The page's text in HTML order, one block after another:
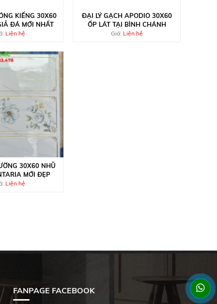
KIẾNG 30X60
ĐÁ MỚI NHẤT
Liện hệ
ĐẠI LÝ GẠCH APODIO 30X60
ỐP LÁT TẠI BÌNH CHÁNH
Giá: Liện hệ
30X60 NHŨ
MỚI ĐẸP
Liện hệ
FANPAGE FACEBOOK